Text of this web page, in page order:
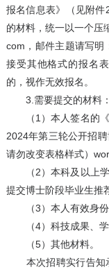
报名信息表》（见附件
的材料，统一以一个压
com，邮件主题请写明
接受其他格式的报名
的，视作无效报名。
3.需要提交的材料：
（1）本人签名的《
2024年第三轮公开招
请勿改变表格样式）
（2）本科及以上学
提交博士阶段毕业生推
（3）本人有效身份
（4）科技成果、学
（5）其他材料。
本次招聘实行告知